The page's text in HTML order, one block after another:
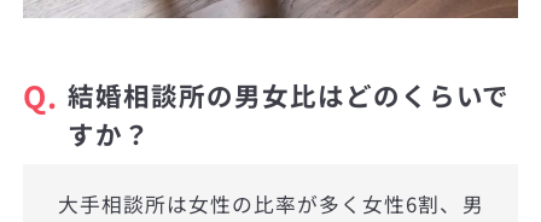
Q. 結婚相談所の男女比はどのくらいで
すか？
大手相談所は女性の比率が多く女性6割、男